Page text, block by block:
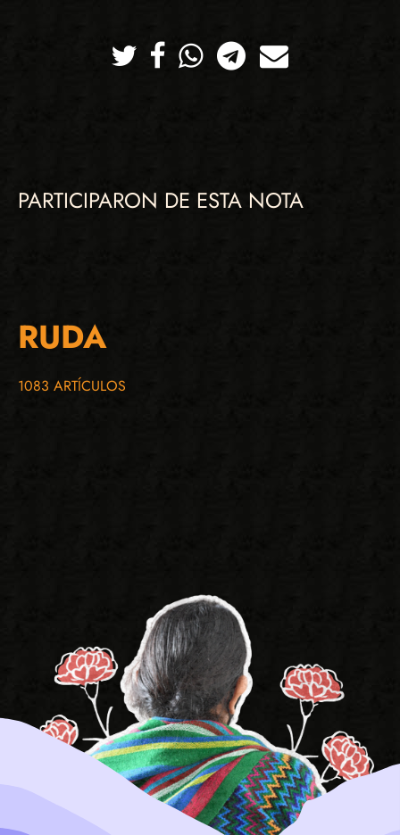
TwitterFacebookWhatsappTelegramCorreo
PARTICIPARON DE ESTA NOTA
RUDA
1083 ARTÍCULOS